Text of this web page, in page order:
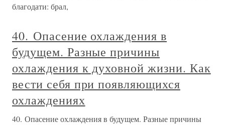
благодати: брал,
40. Опасение охлаждения в
будущем. Разные причины
охлаждения к духовной жизни. Как
вести себя при появляющихся
охлаждениях
40. Опасение охлаждения в будущем. Разные причины